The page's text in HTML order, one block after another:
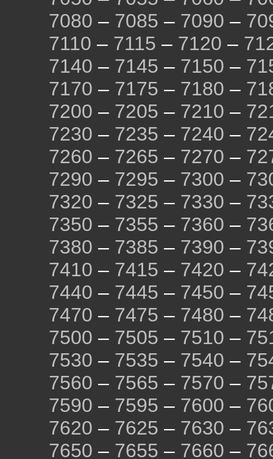
7080 – 7085 – 7090 –
7110 – 7115 – 7120 –
7140 – 7145 – 7150 –
7170 – 7175 – 7180 –
7200 – 7205 – 7210 –
7230 – 7235 – 7240 –
7260 – 7265 – 7270 –
7290 – 7295 – 7300 –
7320 – 7325 – 7330 –
7350 – 7355 – 7360 –
7380 – 7385 – 7390 –
7410 – 7415 – 7420 –
7440 – 7445 – 7450 –
7470 – 7475 – 7480 –
7500 – 7505 – 7510 –
7530 – 7535 – 7540 –
7560 – 7565 – 7570 –
7590 – 7595 – 7600 –
7620 – 7625 – 7630 –
7650 – 7655 – 7660 –